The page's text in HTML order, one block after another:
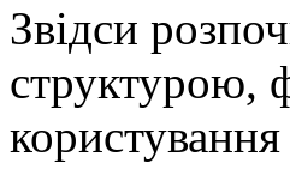
Звідси
структурою,